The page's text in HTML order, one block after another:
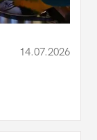
14.07.2026